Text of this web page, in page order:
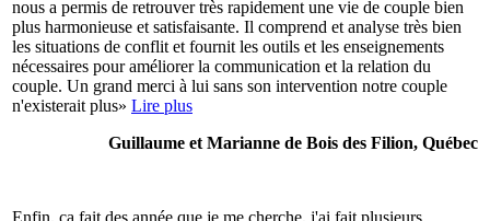
nous a permis de retrouver très rapidement une vie de couple bien
plus harmonieuse et satisfaisante. Il comprend et analyse très bien
les situations de conflit et fournit les outils et les enseignements
nécessaires pour améliorer la communication et la relation du
couple. Un grand merci à lui sans son intervention notre couple
n'existerait plus» Lire plus
Guillaume et Marianne de Bois des Filion, Québec
Enfin, ça fait des année que je me cherche, j'ai fait plusieurs